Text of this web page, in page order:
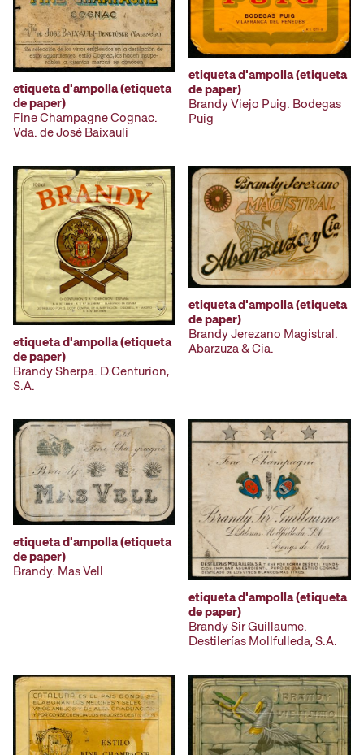
etiqueta d'ampolla (etiqueta
de paper)
Fine Champagne Cognac.
Vda. de José Baixauli
etiqueta d'ampolla (etiqueta
de paper)
Brandy Viejo Puig. Bodegas
Puig
etiqueta d'ampolla (etiqueta
de paper)
Brandy Sherpa. D.Centurion,
S.A.
etiqueta d'ampolla (etiqueta
de paper)
Brandy Jerezano Magistral.
Abarzuza & Cia.
etiqueta d'ampolla (etiqueta
de paper)
Brandy. Mas Vell
etiqueta d'ampolla (etiqueta
de paper)
Brandy Sir Guillaume.
Destilerías Mollfulleda, S.A.